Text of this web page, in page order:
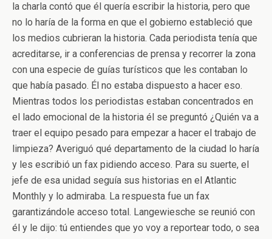
la charla contó que él quería escribir la historia, pero que
no lo haría de la forma en que el gobierno estableció que
los medios cubrieran la historia. Cada periodista tenía que
acreditarse, ir a conferencias de prensa y recorrer la zona
con una especie de guías turísticos que les contaban lo
que había pasado. Él no estaba dispuesto a hacer eso.
Mientras todos los periodistas estaban concentrados en
el lado emocional de la historia él se preguntó ¿Quién va a
traer el equipo pesado para empezar a hacer el trabajo de
limpieza? Averiguó qué departamento de la ciudad lo haría
y les escribió un fax pidiendo acceso. Para su suerte, el
jefe de esa unidad seguía sus historias en el Atlantic
Monthly y lo admiraba. La respuesta fue un fax
garantizándole acceso total. Langewiesche se reunió con
él y le dijo: tú entiendes que yo voy a reportear todo, o sea